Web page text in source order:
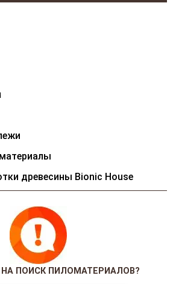
древесины Bionic House
ПОИСК ПИЛОМАТЕРИАЛОВ?